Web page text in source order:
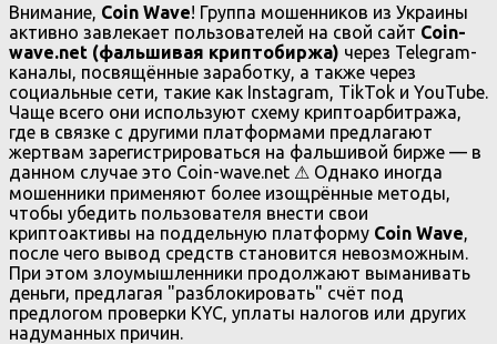
Внимание, Coin Wave! Группа мошенников из Украины
активно завлекает пользователей на свой сайт Coin-
wave.net (фальшивая криптобиржа) через Telegram-
каналы, посвящённые заработку, а также через
социальные сети, такие как Instagram, TikTok и YouTube.
Чаще всего они используют схему криптоарбитража,
где в связке с другими платформами предлагают
жертвам зарегистрироваться на фальшивой бирже — в
данном случае это Coin-wave.net ⚠ Однако иногда
мошенники применяют более изощрённые методы,
чтобы убедить пользователя внести свои
криптоактивы на поддельную платформу Coin Wave,
после чего вывод средств становится невозможным.
При этом злоумышленники продолжают выманивать
деньги, предлагая "разблокировать" счёт под
предлогом проверки KYC, уплаты налогов или других
надуманных причин.